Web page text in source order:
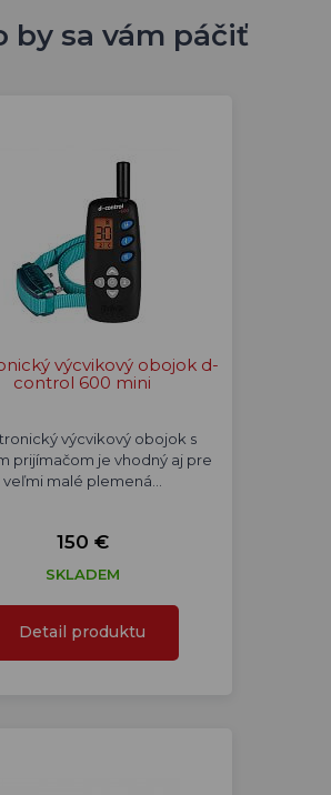
by sa vám páčiť
výcvikový obojok d-
control 600 mini
výcvikový obojok s
prijímačom je vhodný aj pre
veľmi malé plemená…
150 €
SKLADEM
Detail produktu